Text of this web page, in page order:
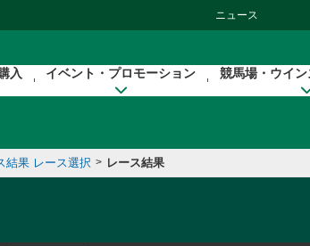
ニュース
入 イベント・プロモーション 競馬場・ウイ
結果 レース選択 > レース結果